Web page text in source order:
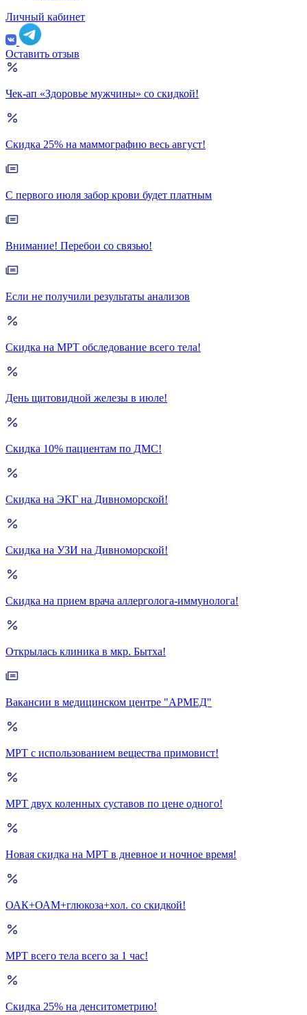
Личный кабинет
Оставить отзыв
Чек-ап «Здоровье мужчины» со скидкой!
Скидка 25% на маммографию весь август!
С первого июля забор крови будет платным
Внимание! Перебои со связью!
Если не получили результаты анализов
Скидка на МРТ обследование всего тела!
День щитовидной железы в июле!
Скидка 10% пациентам по ДМС!
Скидка на ЭКГ на Дивноморской!
Скидка на УЗИ на Дивноморской!
Скидка на прием врача аллерголога-иммунолога!
Открылась клиника в мкр. Бытха!
Вакансии в медицинском центре "АРМЕД"
МРТ с использованием вещества примовист!
МРТ двух коленных суставов по цене одного!
Новая скидка на МРТ в дневное и ночное время!
ОАК+ОАМ+глюкоза+хол. со скидкой!
МРТ всего тела всего за 1 час!
Скидка 25% на денситометрию!